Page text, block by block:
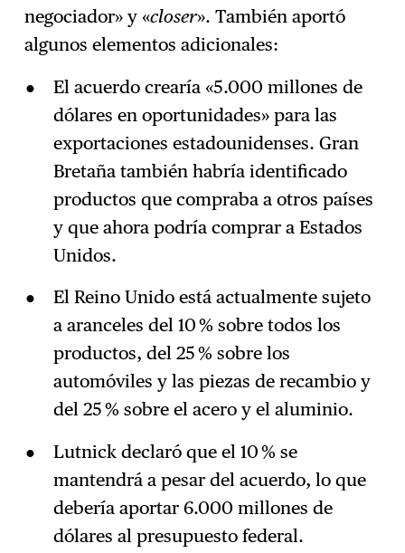
negociador» y «closer». También aportó
algunos elementos adicionales:
El acuerdo crearía «5.000 millones de
dólares en oportunidades» para las
exportaciones estadounidenses. Gran
Bretaña también habría identificado
productos que compraba a otros países
y que ahora podría comprar a Estados
Unidos.
El Reino Unido está actualmente sujeto
a aranceles del 10 % sobre todos los
productos, del 25 % sobre los
automóviles y las piezas de recambio y
del 25 % sobre el acero y el aluminio.
Lutnick declaró que el 10 % se
mantendrá a pesar del acuerdo, lo que
debería aportar 6.000 millones de
dólares al presupuesto federal.